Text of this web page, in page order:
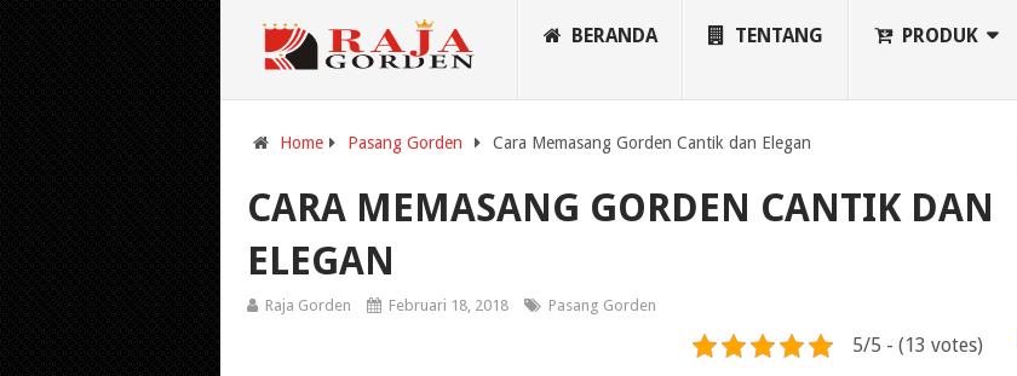
BERANDA TENTANG PRODUK
Home Pasang Gorden Cara Memasang Gorden Cantik dan Elegan
CARA MEMASANG GORDEN CANTIK DAN
ELEGAN
Raja Gorden Februari 18, 2018 Pasang Gorden
5/5 - (13 votes)